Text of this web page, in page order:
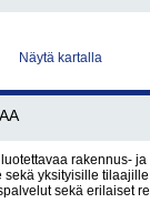
Näytä kartalla
rakennus-
sekä yksityisille
sekä erilaiset